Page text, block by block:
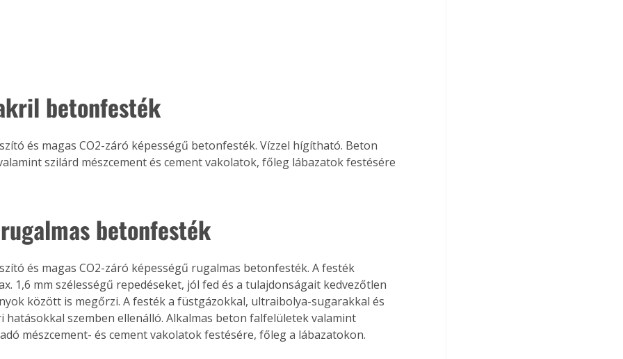
betonfesték
szilárd mészcement és cement vakolatok, főleg lábazatok festésére
betonfesték
1,6 mm szélességű repedéseket, jól fed és a tulajdonságait kedvezőtlen
között is megőrzi. A festék a füstgázokkal, ultraibolya-sugarakkal és
hatásokkal szemben ellenálló. Alkalmas beton falfelületek valamint
mészcement- és cement vakolatok festésére, főleg a lábazatokon.